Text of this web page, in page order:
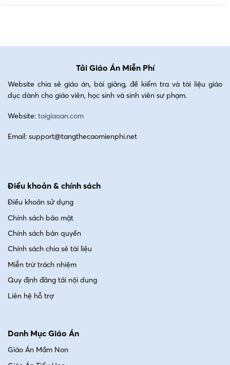
Tải Giáo Án Miễn Phí
Website chia sẻ giáo án, bài giảng, đề kiểm tra và tài liệu giáo
dục dành cho giáo viên, học sinh và sinh viên sư phạm.
Website: taigiaoan.com
Email: support@tangthecaomienphi.net
Điều khoản & chính sách
Điều khoản sử dụng
Chính sách bảo mật
Chính sách bản quyền
Chính sách chia sẻ tài liệu
Miễn trừ trách nhiệm
Quy định đăng tải nội dung
Liên hệ hỗ trợ
Danh Mục Giáo Án
Giáo Án Mầm Non